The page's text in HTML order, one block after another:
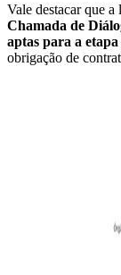
Vale destacar que a
Chamada de
aptas para a
obrigação de